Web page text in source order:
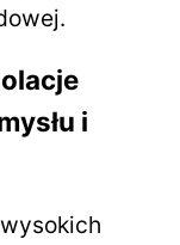
i